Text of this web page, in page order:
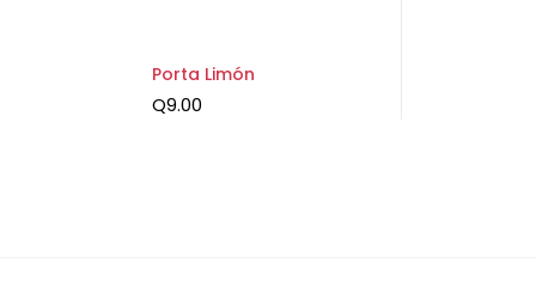
Porta Limón
Q9.00